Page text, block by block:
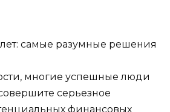
многие успешные люди
серьезное
финансовых